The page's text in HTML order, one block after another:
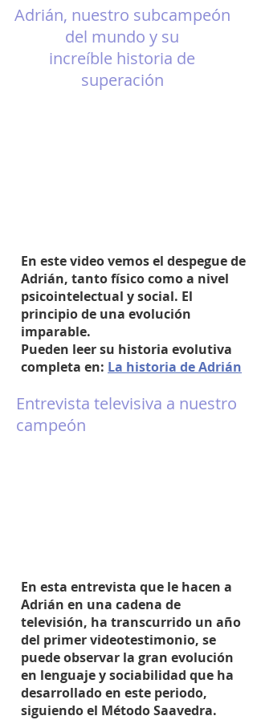
Adrián, nuestro subcampeón
del mundo y su
increíble historia de
superación
En este video vemos el despegue de
Adrián, tanto físico como a nivel
psicointelectual y social. El
principio de una evolución
imparable.
Pueden leer su historia evolutiva
completa en: La historia de Adrián
Entrevista televisiva a nuestro
campeón
En esta entrevista que le hacen a
Adrián en una cadena de
televisión, ha transcurrido un año
del primer videotestimonio, se
puede observar la gran evolución
en lenguaje y sociabilidad que ha
desarrollado en este periodo,
siguiendo el Método Saavedra.